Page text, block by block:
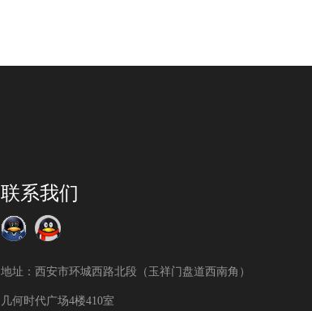
联系我们
地址：西安市环城西路北段（玉祥门盘道西南角）
几何时代广场4楼410室